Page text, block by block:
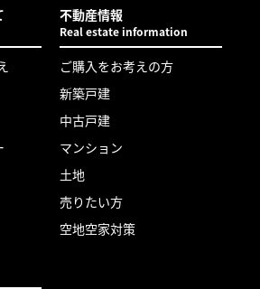
不動産情報
Real estate information
ご購入をお考えの方
新築戸建
中古戸建
マンション
土地
売りたい方
空地空家対策